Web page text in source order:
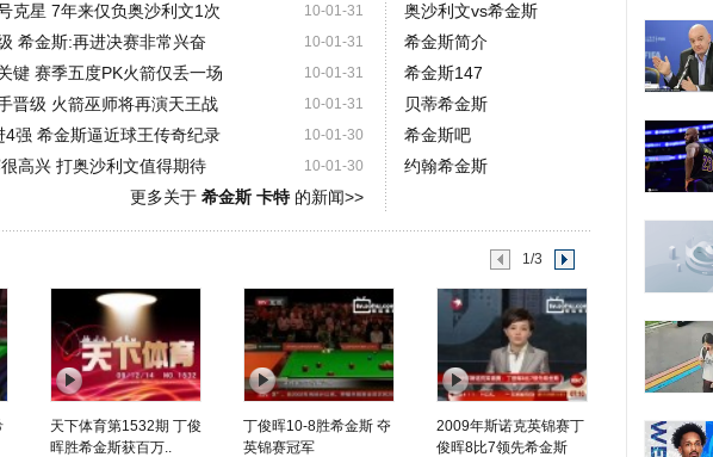
10-01-31
克星 7年来仅负奥沙利文1次
10-01-31
希金斯:再进决赛非常兴奋
10-01-31
键 赛季五度PK火箭仅丢一场
10-01-31
晋级 火箭巫师将再演天王战
10-01-30
强 希金斯逼近球王传奇纪录
10-01-30
高兴 打奥沙利文值得期待
更多关于 希金斯 卡特的新闻>>
奥沙利文vs希金斯
希金斯简介
希金斯147
贝蒂希金斯
希金斯吧
约翰希金斯
1/3
天下体育第1532期 丁俊
晖胜希金斯获百万..
丁俊晖10-8胜希金斯 夺
英锦赛冠军
2009年斯诺克英锦赛丁
俊晖8比7领先希金斯